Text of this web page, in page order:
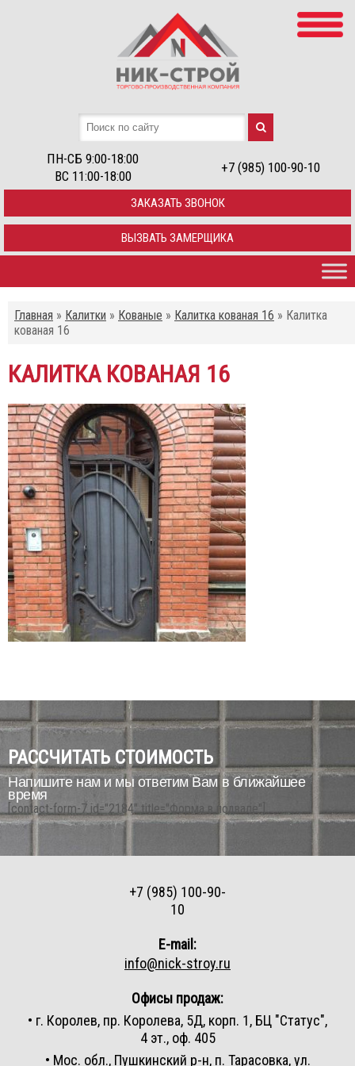
ПН-СБ 9:00-18:00
ВС 11:00-18:00
+7 (985) 100-90-10
ЗАКАЗАТЬ ЗВОНОК
ВЫЗВАТЬ ЗАМЕРЩИКА
Главная » Калитки » Кованые » Калитка кованая 16 » Калитка
кованая 16
КАЛИТКА КОВАНАЯ 16
РАССЧИТАТЬ СТОИМОСТЬ
Напишите нам и мы ответим Вам в ближайшее
время
[contact-form-7 id="2184" title="Форма в подвале"]
Офисы продаж:
• г. Королев, пр. Королева, 5Д, корп. 1, БЦ "Статус",
4 эт., оф. 405
• Мос. обл., Пушкинский р-н, п. Тарасовка, ул.
+7 (985) 100-90-
10
E-mail:
info@nick-stroy.ru